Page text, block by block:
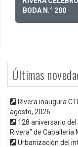
BODA N.° 200
Últimas
Rivera inaugura
agosto, 2026
128 aniversario
Rivera” de Caballería
Urbanización del